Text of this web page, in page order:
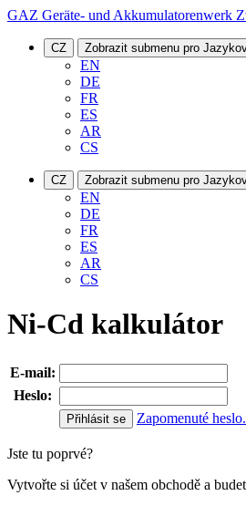
GAZ Geräte- und Akkumulatorenwerk
CZ Zobrazit submenu pro
EN
DE
FR
ES
AR
CS
CZ Zobrazit submenu pro
EN
DE
FR
ES
AR
CS
Ni-Cd kalkulátor
E-mail:
Heslo:
Zapomenuté heslo.
Jste tu poprvé?
Vytvořte si účet v našem obchodě a